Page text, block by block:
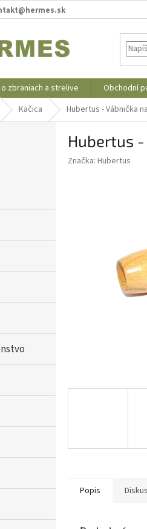
zbraniach a strelive Obchodní
Kačica Hubertus - Vábnička
Hubertus -
Značka: Hubertus
Popis